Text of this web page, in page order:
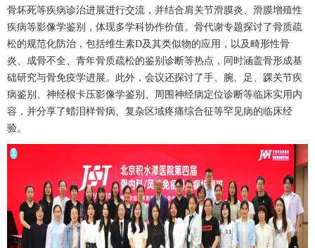
骨坏死等疾病诊治进展进行交流，并结合肩关节滑膜炎、滑膜增殖性
疾病等影像学鉴别，体现多学科协作价值。骨代谢专题探讨了骨质疏
松的规范化防治，包括维生素D及其类似物的应用，以及畸形性骨
炎、成骨不全、青年骨质疏松的鉴别诊断等热点，同时涵盖骨形成基
础研究与骨免疫学进展。此外，会议还探讨了手、腕、足、踝关节疾
病鉴别、神经根卡压影像学鉴别、周围神经病定位诊断等临床实用内
容，并分享了蜡泪样骨病、复杂区域疼痛综合征等罕见病的临床经
验。